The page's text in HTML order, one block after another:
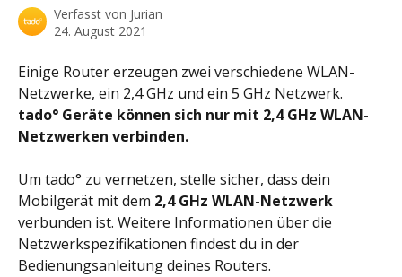
Verfasst von Jurian
24. August 2021
Einige Router erzeugen zwei verschiedene WLAN-
Netzwerke, ein 2,4 GHz und ein 5 GHz Netzwerk.
tado° Geräte können sich nur mit 2,4 GHz WLAN-
Netzwerken verbinden.
Um tado° zu vernetzen, stelle sicher, dass dein
Mobilgerät mit dem 2,4 GHz WLAN-Netzwerk
verbunden ist. Weitere Informationen über die
Netzwerkspezifikationen findest du in der
Bedienungsanleitung deines Routers.